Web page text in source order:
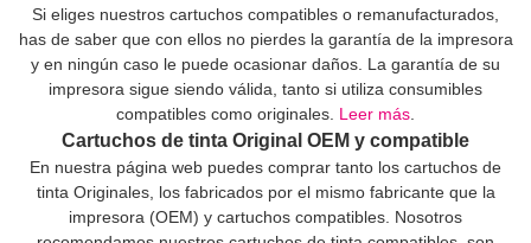
Si eliges nuestros cartuchos compatibles o remanufacturados,
has de saber que con ellos no pierdes la garantía de la impresora
y en ningún caso le puede ocasionar daños. La garantía de su
impresora sigue siendo válida, tanto si utiliza consumibles
compatibles como originales. Leer más
Cartuchos de tinta Original OEM y compatible
En nuestra página web puedes comprar tanto los cartuchos de
tinta Originales, los fabricados por el mismo fabricante que la
impresora (OEM) y cartuchos compatibles. Nosotros